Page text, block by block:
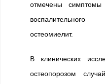
отмечены симптомы
остеомиелит.
В клинических
остеопорозом